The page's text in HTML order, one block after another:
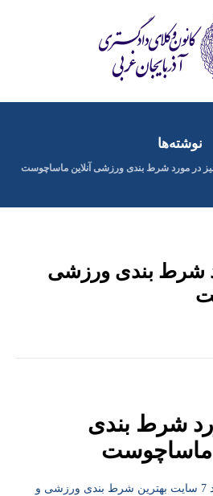
نوشته‌ها
در مورد شرط بندی ورزشی آنلاین ماساچوست
شرط بندی ورزشی
شرط بندی
ماساچوست
حقایق در مورد 7 سایت بهترین شرط بندی ورزشی و